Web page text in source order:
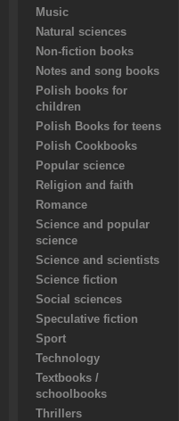
Music
Natural sciences
Non-fiction books
Notes and song books
Polish books for
children
Polish Books for teens
Polish Cookbooks
Popular science
Religion and faith
Romance
Science and popular
science
Science and scientists
Science fiction
Social sciences
Speculative fiction
Sport
Technology
Textbooks /
schoolbooks
Thrillers